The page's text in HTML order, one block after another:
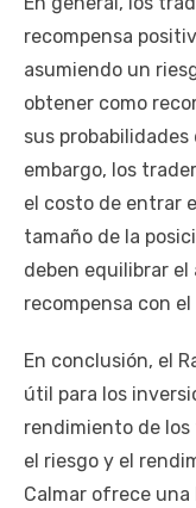
recompensa
asumiendo un
obtener como
sus
embargo, los
el costo de entrar
tamaño de la
deben equilibrar
recompensa con
En conclusión, el
útil para los
rendimiento de
el riesgo y el
Calmar ofrece una